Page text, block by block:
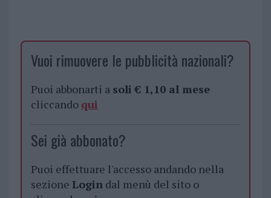
Vuoi rimuovere le pubblicità nazionali?
Puoi abbonarti a soli € 1,10 al mese
cliccando qui
Sei già abbonato?
Puoi effettuare l'accesso andando nella
sezione Logindal menù del sito o